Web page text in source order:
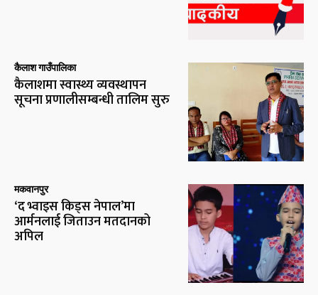
कैलाश गाउँपालिका
कैलाशमा स्वास्थ्य व्यवस्थापन
सूचना प्रणालीसम्बन्धी तालिम सुरु
मकवानपुर
‘द भ्वाइस किड्स नेपाल’मा
आर्मनलाई जिताउन मतदानको
अपिल